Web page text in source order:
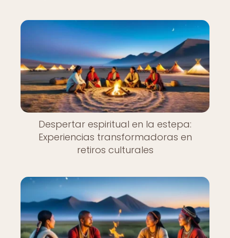
Despertar espiritual en la estepa:
Experiencias transformadoras en
retiros culturales